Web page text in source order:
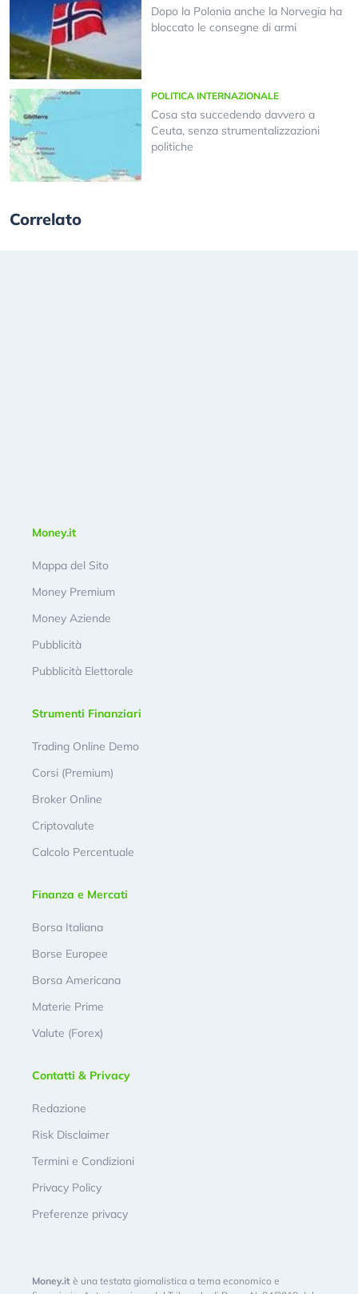
Dopo la Polonia anche la Norvegia ha
bloccato le consegne di armi
POLITICA INTERNAZIONALE
Cosa sta succedendo davvero a
Ceuta, senza strumentalizzazioni
politiche
Correlato
Money.it
Mappa del Sito
Money Premium
Money Aziende
Pubblicità
Pubblicità Elettorale
Strumenti Finanziari
Trading Online Demo
Corsi (Premium)
Broker Online
Criptovalute
Calcolo Percentuale
Finanza e Mercati
Borsa Italiana
Borse Europee
Borsa Americana
Materie Prime
Valute (Forex)
Contatti & Privacy
Redazione
Risk Disclaimer
Termini e Condizioni
Privacy Policy
Preferenze privacy
Money.it è una testata giornalistica a tema economico e